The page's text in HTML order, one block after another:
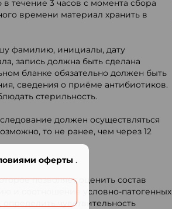
течение 3 часов с момента сбора
времени материал хранить в
фамилию, инициалы, дату
запись должна быть сделана
бланке обязательно должен быть
сведения о приёме антибиотиков.
стерильность.
должен осуществляться
то не ранее, чем через 12
позволяет оценить состав
и соотношение условно-патогенных
чувствительность
оферты .